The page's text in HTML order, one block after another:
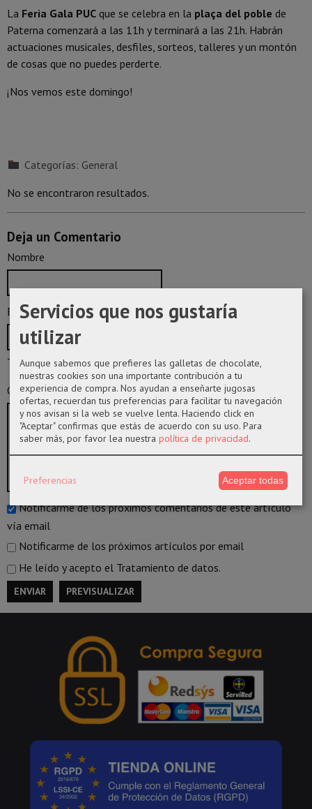
La Feria Gala PUC que se celebra en la plaça del poble de
Paterna comenzará a las 11h y terminará a las 21h. Habrán
actuaciones musicales, desfiles, sorteos, talleres y un montón
de cosas que no puedes perderte.
¡Nos vemos este domingo!
Categorías: General
No se encontraron resultados.
Deja un Comentario
Nombre
Email
Tu email no será publicado
Comentario
Notificarme de los próximos comentarios de este artículo
vía email
Notificarme de los próximos artículos por email
He leído y acepto el Tratamiento de datos.
Servicios que nos gustaría
utilizar
Aunque sabemos que prefieres las galletas de chocolate,
nuestras cookies son una importante contribución a tu
experiencia de compra. Nos ayudan a enseñarte jugosas
ofertas, recuerdan tus preferencias para facilitar tu navegación
y nos avisan si la web se vuelve lenta. Haciendo click en
"Aceptar" confirmas que estás de acuerdo con su uso. Para
saber más, por favor lea nuestra política de privacidad.
Preferencias Aceptar todas